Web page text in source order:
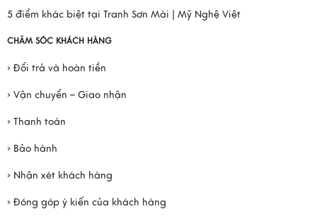
5 điểm khác biệt tại Tranh Sơn Mài | Mỹ Nghệ Việt
CHĂM SÓC KHÁCH HÀNG
› Đổi trả và hoàn tiền
› Vận chuyển – Giao nhận
› Thanh toán
› Bảo hành
› Nhận xét khách hàng
› Đóng góp ý kiến của khách hàng